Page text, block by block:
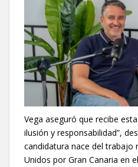
Vega aseguró que recibe
ilusión y responsabilidad”,
candidatura nace del trabajo
Unidos por Gran Canaria en